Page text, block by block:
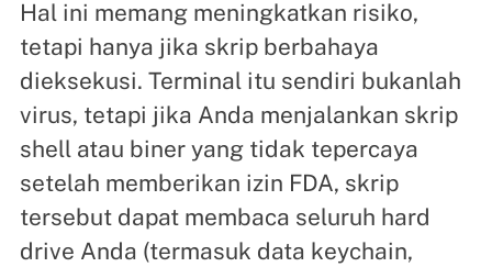
Hal ini memang meningkatkan risiko,
tetapi hanya jika skrip berbahaya
dieksekusi. Terminal itu sendiri bukanlah
virus, tetapi jika Anda menjalankan skrip
shell atau biner yang tidak tepercaya
setelah memberikan izin FDA, skrip
tersebut dapat membaca seluruh hard
drive Anda (termasuk data keychain,